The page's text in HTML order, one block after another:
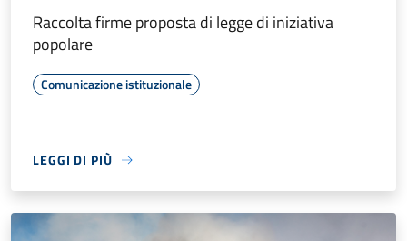
Raccolta firme proposta di legge di iniziativa
popolare
Comunicazione istituzionale
LEGGI DI PIÙ